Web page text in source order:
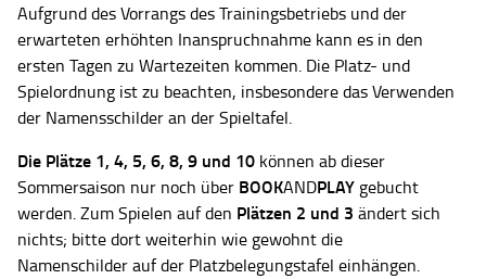
Aufgrund des Vorrangs des Trainingsbetriebs und der
erwarteten erhöhten Inanspruchnahme kann es in den
ersten Tagen zu Wartezeiten kommen. Die Platz- und
Spielordnung ist zu beachten, insbesondere das Verwenden
der Namensschilder an der Spieltafel.
Die Plätze 1, 4, 5, 6, 8, 9 und 10 können ab dieser
Sommersaison nur noch über BOOKANDPLAY gebucht
werden. Zum Spielen auf den Plätzen 2 und 3 ändert sich
nichts; bitte dort weiterhin wie gewohnt die
Namenschilder auf der Platzbelegungstafel einhängen.